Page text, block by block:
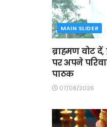
MAIN SLIDER
ब्राह्मण वोट
पर अपने
पाठक
07/08/2026